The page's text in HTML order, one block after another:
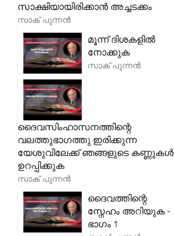
സാക്ഷിയായിരിക്കാൻ അച്ചടക്കം
സാക് പുന്നൻ
മൂന്ന് ദിശകളിൽ
നോക്കുക
സാക് പുന്നൻ
ദൈവസിംഹാസനത്തിന്റെ
വലത്തുഭാഗത്തു ഇരിക്കുന്ന
യേശുവിലേക്ക് ഞങ്ങളുടെ കണ്ണുകൾ
ഉറപ്പിക്കുക
സാക് പുന്നൻ
ദൈവത്തിന്റെ
സ്നേഹം അറിയുക -
ഭാഗം 1